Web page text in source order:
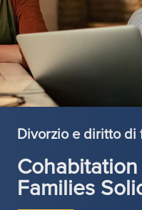
Divorzio e diritto di
Families